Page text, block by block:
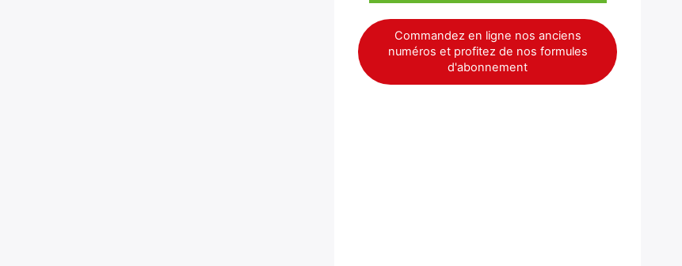
Commandez en ligne nos anciens
numéros et profitez de nos formules
d'abonnement